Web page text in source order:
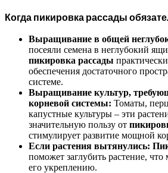
Когда пикировка рассады
Выращивание в общей
посеяли семена в неглубокий
пикировка рассады
обеспечения достаточного
системе.
Выращивание культур,
корневой системы: Томаты,
капустные культуры – эти
значительную пользу от
стимулирует развитие мощной
Если растения вытянулись:
поможет заглубить растение, что
его укреплению.